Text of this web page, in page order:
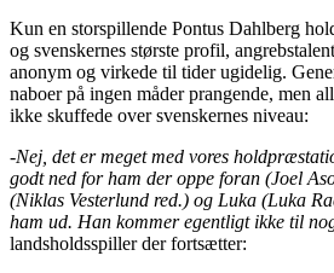
Kun en storspillende Pontus Dahlberg
og svenskernes største profil,
anonym og virkede til tider ugidelig.
naboer på ingen måder prangende, men
ikke skuffede over svenskernes niveau:
-Nej, det er meget med vores
godt ned for ham der oppe foran (Joel
(Niklas Vesterlund red.) og Luka (Luka
ham ud. Han kommer egentligt ikke til
landsholdsspiller der fortsætter: